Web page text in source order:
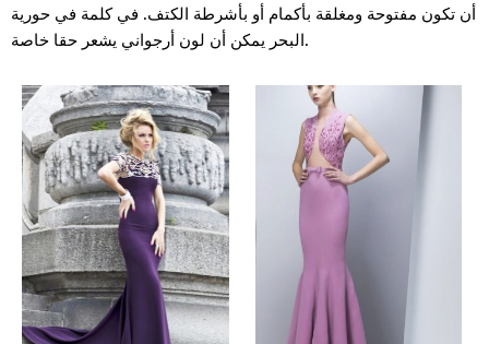
أن تكون مفتوحة ومغلقة بأكمام أو بأشرطة الكتف. في كلمة في حورية
البحر يمكن أن لون أرجواني يشعر حقا خاصة.